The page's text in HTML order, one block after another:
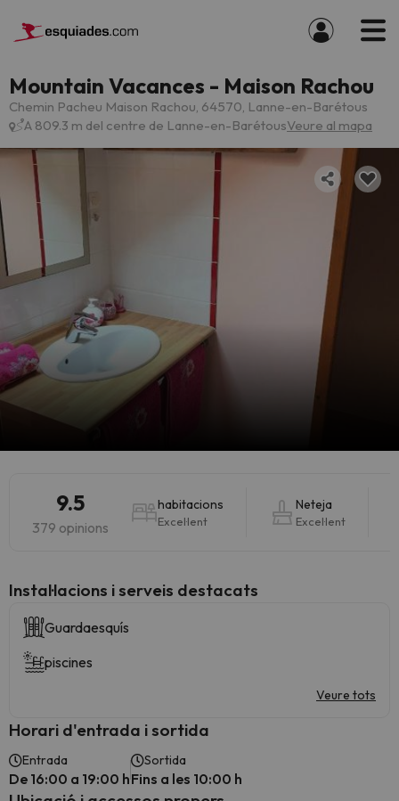
Mountain Vacances - Maison Rachou
Chemin Pacheu Maison Rachou, 64570, Lanne-en-Barétous
A 809.3 m del centre de Lanne-en-BarétousVeure al mapa
9.5
379 opinions
habitacions
Excel·lent
Neteja
Excel·lent
Instal·lacions i serveis destacats
Guardaesquís
piscines
Veure tots
Horari d'entrada i sortida
Entrada
De 16:00 a 19:00 h
Sortida
Fins a les 10:00 h